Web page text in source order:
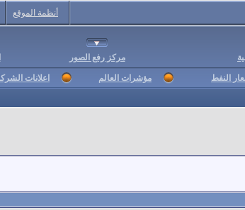
أنظمة الموقع
مركز رفع الصور
النفط مؤشرات العالم اعلانات